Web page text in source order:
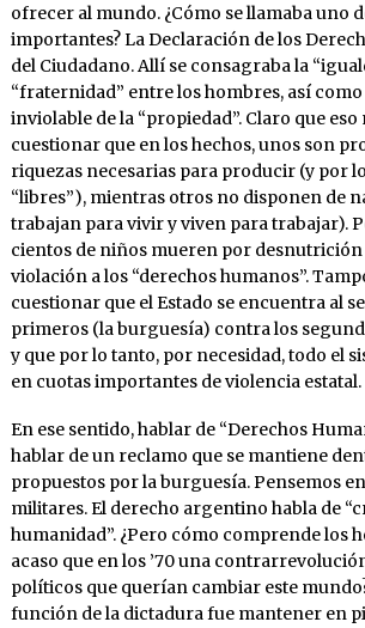
ofrecer al mundo. ¿Cómo se llamaba uno
importantes? La Declaración de los
del Ciudadano. Allí se consagraba la
“fraternidad” entre los hombres, así
inviolable de la “propiedad”. Claro que
cuestionar que en los hechos, unos son
riquezas necesarias para producir (y por
“libres”), mientras otros no disponen de
trabajan para vivir y viven para trabajar).
cientos de niños mueren por
violación a los “derechos humanos”.
cuestionar que el Estado se encuentra al
primeros (la burguesía) contra los
y que por lo tanto, por necesidad, todo el
en cuotas importantes de violencia estatal.
En ese sentido, hablar de “Derechos
hablar de un reclamo que se mantiene
propuestos por la burguesía. Pensemos
militares. El derecho argentino habla de
humanidad”. ¿Pero cómo comprende los
acaso que en los ’70 una
políticos que querían cambiar este
función de la dictadura fue mantener en